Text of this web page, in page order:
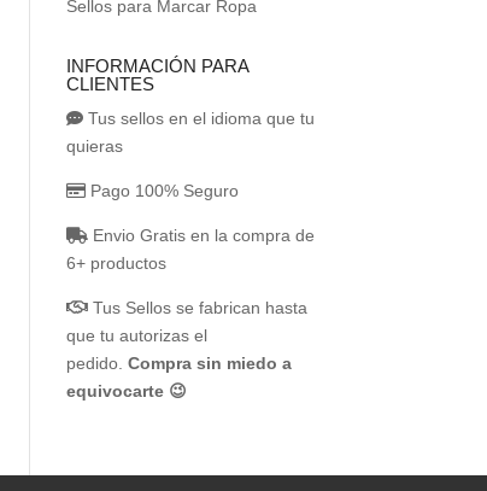
Sellos para Marcar Ropa
INFORMACIÓN PARA
CLIENTES
Tus sellos en el idioma que tu
quieras
Pago 100% Seguro
Envio Gratis en la compra de
6+ productos
Tus Sellos se fabrican hasta
que tu autorizas el
pedido. Compra sin miedo a
equivocarte 😉